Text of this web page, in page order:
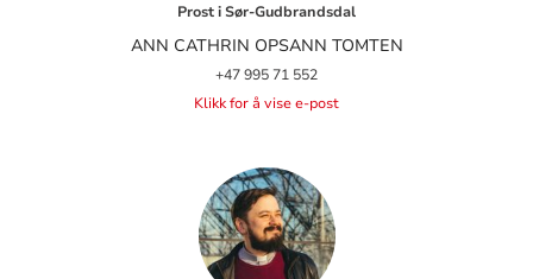
Prost i Sør-Gudbrandsdal
ANN CATHRIN OPSANN TOMTEN
+47 995 71 552
Klikk for å vise e-post